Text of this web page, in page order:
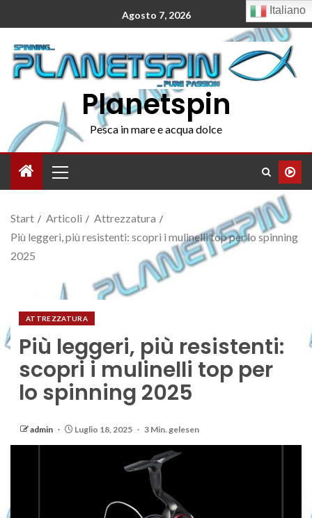
Agosto 7, 2026
Planetspin
Pesca in mare e acqua dolce
Start Articoli
Attrezzatura
Più leggeri, più resistenti: scopri i mulinelli top per lo spinning
2025
ATTREZZATURA
Più leggeri, più resistenti:
scopri i mulinelli top per
lo spinning 2025
admin Luglio 18, 2025 3 Min. gelesen
Italiano